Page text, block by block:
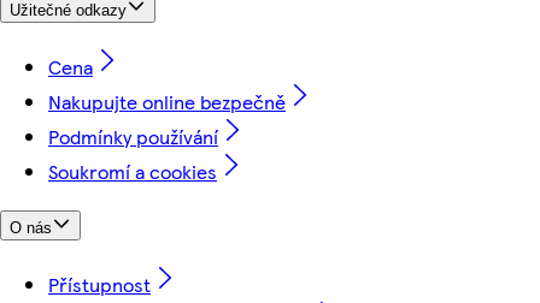
Užitečné odkazy
Cena
Nakupujte online bezpečně
Podmínky používání
Soukromí a cookies
O nás
Přístupnost